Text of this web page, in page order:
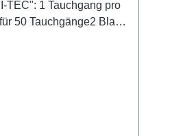
TEC": 1 Tauchgang pro
50 Tauchgänge2 Blatt